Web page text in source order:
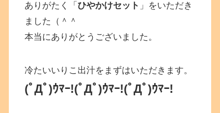
ありがたく「ひやかけセット 」をいただき
ました（＾＾
本当にありがとうございました。
冷たいいりこ出汁をまずはいただきます。
(ﾟДﾟ)ｳﾏｰ!(ﾟДﾟ)ｳﾏｰ!(ﾟДﾟ)ｳﾏｰ!